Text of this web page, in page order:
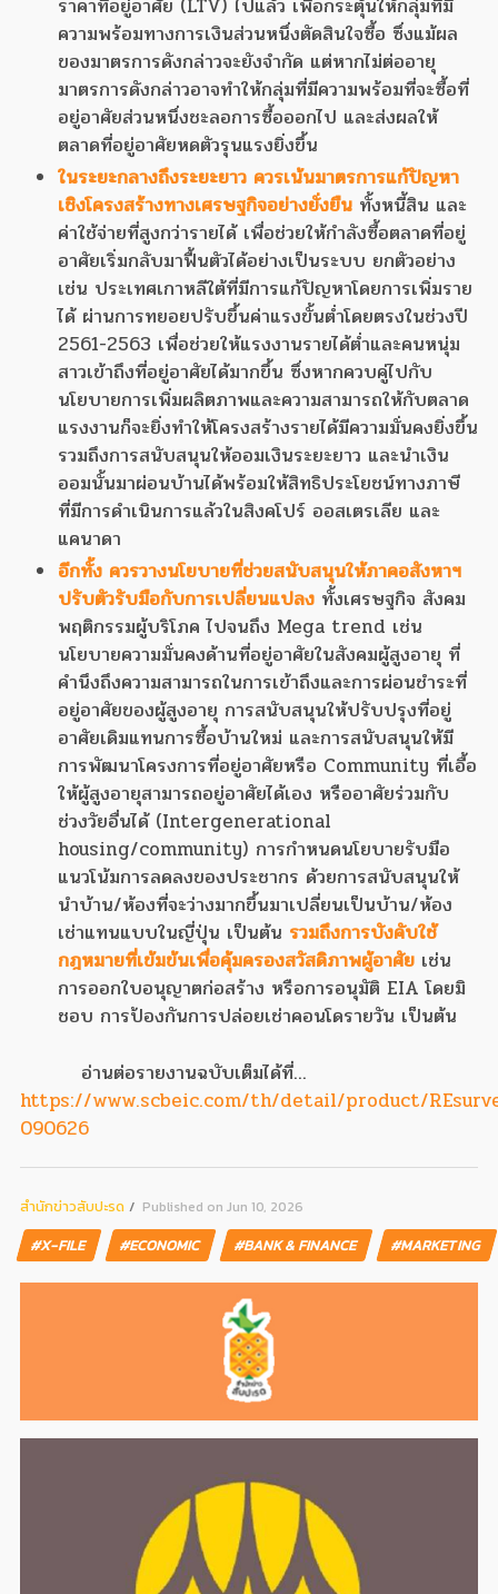
ความพร้อมทางการเงินส่วนหนึ่งตัดสินใจซื้อ ซึ่งแม้ผล
ของมาตรการดังกล่าวจะยังจำกัด แต่หากไม่ต่ออายุ
มาตรการดังกล่าวอาจทำให้กลุ่มที่มีความพร้อมที่จะซื้อที่
อยู่อาศัยส่วนหนึ่งชะลอการซื้อออกไป และส่งผลให้
ตลาดที่อยู่อาศัยหดตัวรุนแรงยิ่งขึ้น
ในระยะกลางถึงระยะยาว ควรเน้นมาตรการแก้ปัญหา
เชิงโครงสร้างทางเศรษฐกิจอย่างยั่งยืน ทั้งหนี้สิน และ
ค่าใช้จ่ายที่สูงกว่ารายได้ เพื่อช่วยให้กำลังซื้อตลาดที่อยู่
อาศัยเริ่มกลับมาฟื้นตัวได้อย่างเป็นระบบ ยกตัวอย่าง
เช่น ประเทศเกาหลีใต้ที่มีการแก้ปัญหาโดยการเพิ่มราย
ได้ ผ่านการทยอยปรับขึ้นค่าแรงขั้นต่ำโดยตรงในช่วงปี
2561-2563 เพื่อช่วยให้แรงงานรายได้ต่ำและคนหนุ่ม
สาวเข้าถึงที่อยู่อาศัยได้มากขึ้น ซึ่งหากควบคู่ไปกับ
นโยบายการเพิ่มผลิตภาพและความสามารถให้กับตลาด
แรงงานก็จะยิ่งทำให้โครงสร้างรายได้มีความมั่นคงยิ่งขึ้น
รวมถึงการสนับสนุนให้ออมเงินระยะยาว และนำเงิน
ออมนั้นมาผ่อนบ้านได้พร้อมให้สิทธิประโยชน์ทางภาษี
ที่มีการดำเนินการแล้วในสิงคโปร์ ออสเตรเลีย และ
แคนาดา
อีกทั้ง ควรวางนโยบายที่ช่วยสนับสนุนให้ภาคอสังหาฯ
ปรับตัวรับมือกับการเปลี่ยนแปลง ทั้งเศรษฐกิจ สังคม
พฤติกรรมผู้บริโภค ไปจนถึง Mega trend เช่น
นโยบายความมั่นคงด้านที่อยู่อาศัยในสังคมผู้สูงอายุ ที่
คำนึงถึงความสามารถในการเข้าถึงและการผ่อนชำระที่
อยู่อาศัยของผู้สูงอายุ การสนับสนุนให้ปรับปรุงที่อยู่
อาศัยเดิมแทนการซื้อบ้านใหม่ และการสนับสนุนให้มี
การพัฒนาโครงการที่อยู่อาศัยหรือ Community ที่เอื้อ
ให้ผู้สูงอายุสามารถอยู่อาศัยได้เอง หรืออาศัยร่วมกับ
ช่วงวัยอื่นได้ (Intergenerational
housing/community) การกำหนดนโยบายรับมือ
แนวโน้มการลดลงของประชากร ด้วยการสนับสนุนให้
นำบ้าน/ห้องที่จะว่างมากขึ้นมาเปลี่ยนเป็นบ้าน/ห้อง
เช่าแทนแบบในญี่ปุ่น เป็นต้น รวมถึงการบังคับใช้
กฎหมายที่เข้มข้นเพื่อคุ้มครองสวัสดิภาพผู้อาศัย เช่น
การออกใบอนุญาตก่อสร้าง หรือการอนุมัติ EIA โดยมิ
ชอบ การป้องกันการปล่อยเช่าคอนโดรายวัน เป็นต้น
อ่านต่อรายงานฉบับเต็มได้ที่...
https://www.scbeic.com/th/detail/product/
090626
สํานักข่าวสับปะรด Published on Jun 10, 2026
#X-FILE #ECONOMIC #BANK & FINANCE #MARKETING